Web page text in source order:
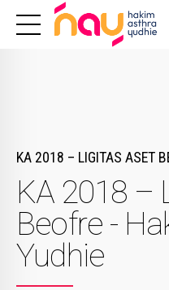
KA 2018 – LIGITAS ASET
KA 2018 –
Beofre -
Yudhie